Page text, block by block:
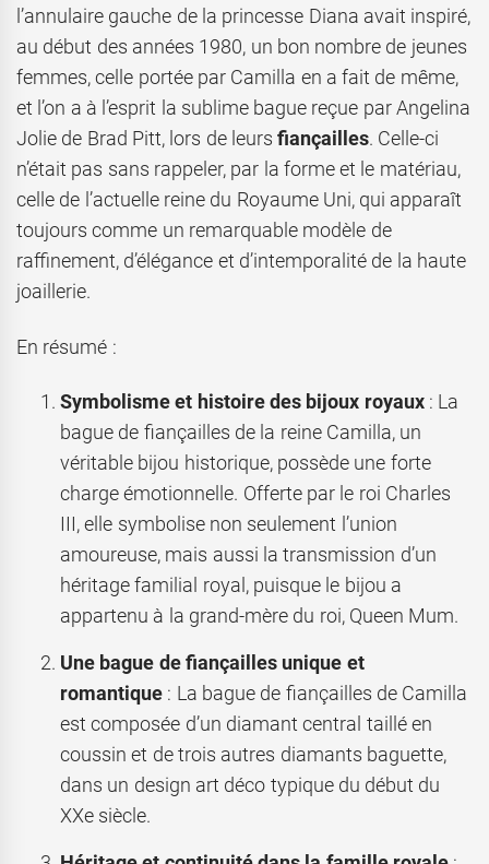
l’annulaire gauche de la princesse Diana avait inspiré,
au début des années 1980, un bon nombre de jeunes
femmes, celle portée par Camilla en a fait de même,
et l’on a à l’esprit la sublime bague reçue par Angelina
Jolie de Brad Pitt, lors de leursfiançailles. Celle-ci
n’était pas sans rappeler, par la forme et le matériau,
celle de l’actuelle reine du Royaume Uni, qui apparaît
toujours comme un remarquable modèle de
raffinement, d’élégance et d’intemporalité de la haute
joaillerie.
En résumé :
Symbolisme et histoire des bijoux royaux: La
bague de fiançailles de la reine Camilla, un
véritable bijou historique, possède une forte
charge émotionnelle. Offerte par le roi Charles
III, elle symbolise non seulement l’union
amoureuse, mais aussi la transmission d’un
héritage familial royal, puisque le bijou a
appartenu à la grand-mère du roi, Queen Mum.
Une bague de fiançailles unique et
romantique : La bague de fiançailles de Camilla
est composée d’un diamant central taillé en
coussin et de trois autres diamants baguette,
dans un design art déco typique du début du
XXe siècle.